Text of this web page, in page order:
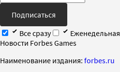
Подписаться
Все сразу
Еженедельная
Новости Forbes Games
Наименование издания: forbes.ru